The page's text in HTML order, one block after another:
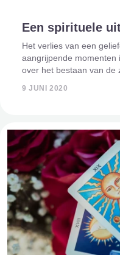
Een spirituele
Het verlies van een
aangrijpende momenten
over het bestaan van de
biedt een spirituele uit
9 JUNI 2020